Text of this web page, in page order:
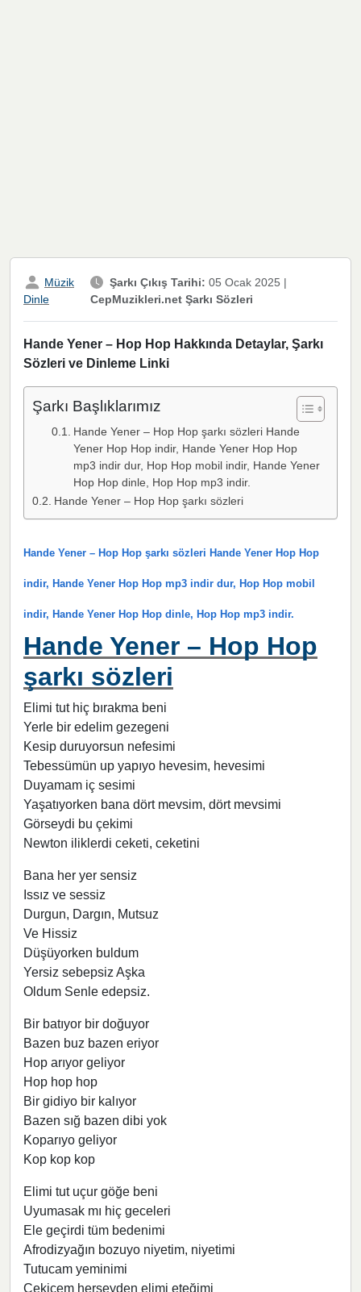
Müzik
Dinle
Şarkı Çıkış Tarihi: 05 Ocak 2025 |
CepMuzikleri.net Şarkı Sözleri
Hande Yener – Hop Hop Hakkında Detaylar, Şarkı
Sözleri ve Dinleme Linki
Şarkı Başlıklarımız
Hande Yener – Hop Hop şarkı sözleri Hande
Yener Hop Hop indir, Hande Yener Hop Hop
mp3 indir dur, Hop Hop mobil indir, Hande Yener
Hop Hop dinle, Hop Hop mp3 indir.
Hande Yener – Hop Hop şarkı sözleri
Hande Yener – Hop Hop şarkı sözleri Hande Yener Hop Hop
indir, Hande Yener Hop Hop mp3 indir dur, Hop Hop mobil
indir, Hande Yener Hop Hop dinle, Hop Hop mp3 indir.
Hande Yener – Hop Hop
şarkı sözleri
Elimi tut hiç bırakma beni
Yerle bir edelim gezegeni
Kesip duruyorsun nefesimi
Tebessümün up yapıyo hevesim, hevesimi
Duyamam iç sesimi
Yaşatıyorken bana dört mevsim, dört mevsimi
Görseydi bu çekimi
Newton iliklerdi ceketi, ceketini
Bana her yer sensiz
Issız ve sessiz
Durgun, Dargın, Mutsuz
Ve Hissiz
Düşüyorken buldum
Yersiz sebepsiz Aşka
Oldum Senle edepsiz.
Bir batıyor bir doğuyor
Bazen buz bazen eriyor
Hop arıyor geliyor
Hop hop hop
Bir gidiyo bir kalıyor
Bazen sığ bazen dibi yok
Koparıyo geliyor
Kop kop kop
Elimi tut uçur göğe beni
Uyumasak mı hiç geceleri
Ele geçirdi tüm bedenimi
Afrodizyağın bozuyo niyetim, niyetimi
Tutucam yeminimi
Çekicem herşeyden elimi eteğimi